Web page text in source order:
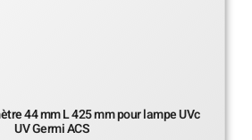
44 mm L 425 mm pour lampe UVc
UV Germi ACS